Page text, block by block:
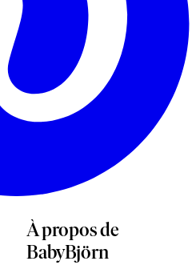
À propos de
BabyBjörn